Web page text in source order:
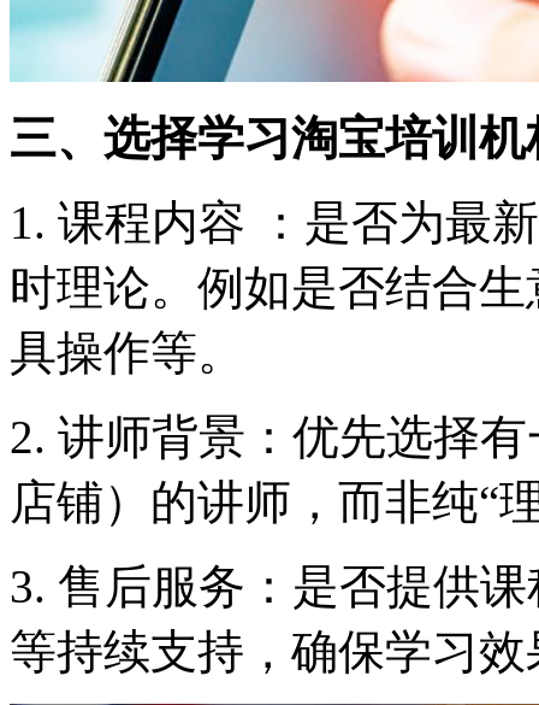
三、选择学习淘宝培训
1. 课程内容 ：是否为最
时理论。例如是否结合
具操作等。
2. 讲师背景：优先选择
店铺）的讲师，而非纯“
3. 售后服务：是否提供
等持续支持，确保学习